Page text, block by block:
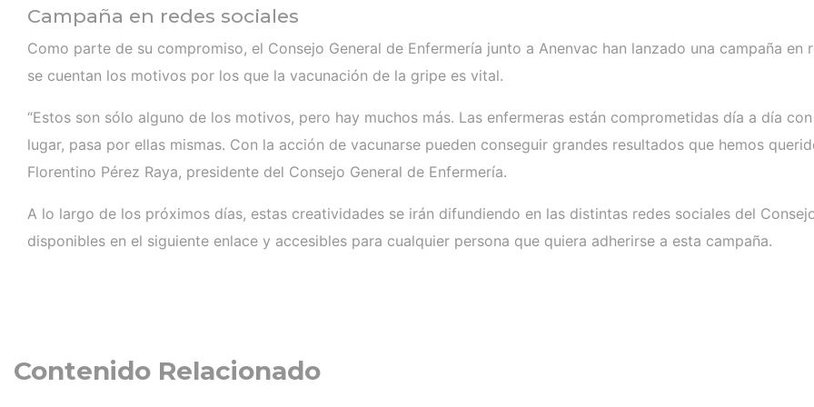
Campaña en redes sociales
Como parte de su compromiso, el Consejo General de Enfermería junto a Anenvac han lanzado una campaña
se cuentan los motivos por los que la vacunación de la gripe es vital.
“Estos son sólo alguno de los motivos, pero hay muchos más. Las enfermeras están comprometidas día a día
lugar, pasa por ellas mismas. Con la acción de vacunarse pueden conseguir grandes resultados que hemos
Florentino Pérez Raya, presidente del Consejo General de Enfermería.
A lo largo de los próximos días, estas creatividades se irán difundiendo en las distintas redes sociales del
disponibles en el siguiente enlace y accesibles para cualquier persona que quiera adherirse a esta campaña.
Contenido Relacionado